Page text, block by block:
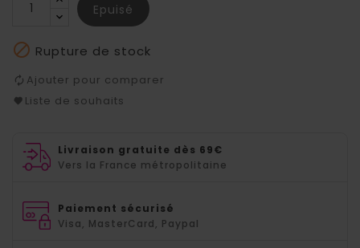
Epuisé
 Rupture de stock
Ajouter pour comparer
Liste de souhaits
Livraison gratuite dès 69€
Vers la France métropolitaine
Paiement sécurisé
Visa, MasterCard, Paypal